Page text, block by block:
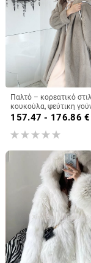
Παλτό – κορεατικό
κουκούλα, ψεύτικη
μακρύ μήκος, χειμερινό
157.47 - 176.86 €